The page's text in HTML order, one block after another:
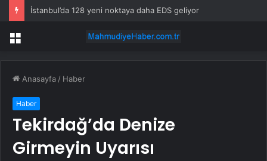
İstanbul’da 128 yeni noktaya daha EDS geliyor
Menü
Anasayfa / Haber
Haber
Tekirdağ’da Denize
Girmeyin Uyarısı